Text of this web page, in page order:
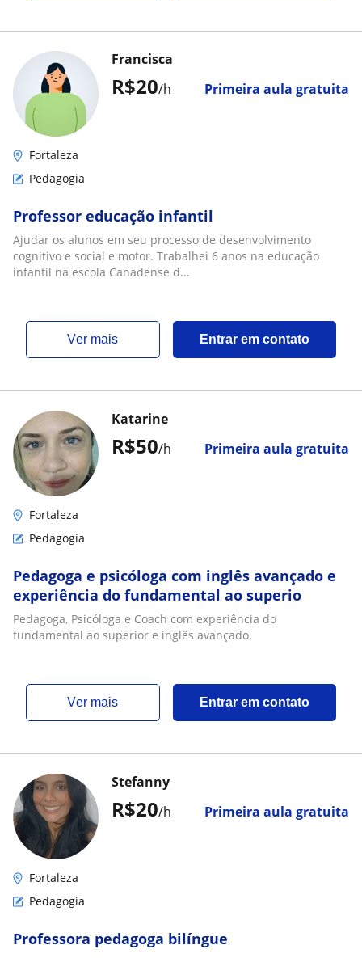
R$20/h Primeira aula gratuita
Francisca
Fortaleza
Pedagogia
Professor educação infantil
Ajudar os alunos em seu processo de desenvolvimento
cognitivo e social e motor. Trabalhei 6 anos na educação
infantil na escola Canadense d...
ver mais Entrar em contato
R$50/h Primeira aula gratuita
Katarine
Fortaleza
Pedagogia
Pedagoga e psicóloga com inglês avançado e
experiência do fundamental ao superio
Pedagoga, Psicóloga e Coach com experiência do
fundamental ao superior e inglês avançado.
ver mais Entrar em contato
R$20/h Primeira aula gratuita
Stefanny
Fortaleza
Pedagogia
Professora pedagoga bilíngue